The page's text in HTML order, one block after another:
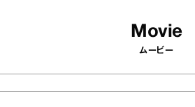
Movie
ムービー